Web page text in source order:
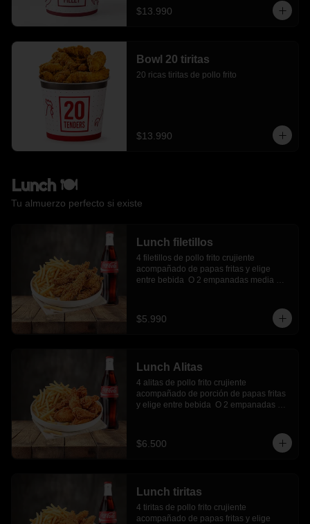
$13.990
Bowl 20 tiritas
20 ricas tiritas de pollo frito
$13.990
Lunch 🍽️
Tu almuerzo perfecto si existe
Lunch filetillos
4 filetillos de pollo frito crujiente
acompañado de papas fritas y elige
entre bebida  O 2 empanadas media
$5.990
Lunch Alitas
4 alitas de pollo frito crujiente
acompañado de porción de papas fritas
y elige entre bebida  O 2 empanadas
$6.500
Lunch tiritas
4 tiritas de pollo frito crujiente
acompañado de papas fritas y elige